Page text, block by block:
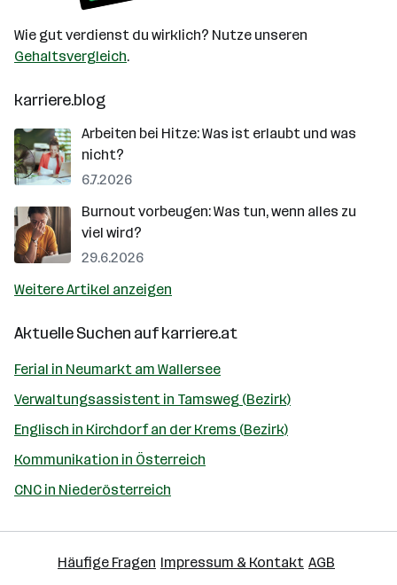
Wie gut verdienst du wirklich? Nutze unseren
Gehaltsvergleich.
karriere.blog
Arbeiten bei Hitze: Was ist erlaubt und was
nicht?
6.7.2026
Burnout vorbeugen: Was tun, wenn alles zu
viel wird?
29.6.2026
Weitere Artikel anzeigen
Aktuelle Suchen aufkarriere.at
Ferial in Neumarkt am Wallersee
Verwaltungsassistent in Tamsweg (Bezirk)
Englisch in Kirchdorf an der Krems (Bezirk)
Kommunikation in Österreich
CNC in Niederösterreich
Häufige Fragen Impressum & Kontakt AGB